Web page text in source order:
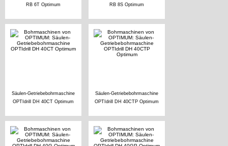
RB 6T Optimum
RB 8S Optimum
Säulen-Getriebebohrmaschine
OPTIdrill DH 40CT Optimum
Säulen-Getriebebohrmaschine
OPTIdrill DH 40CTP Optimum